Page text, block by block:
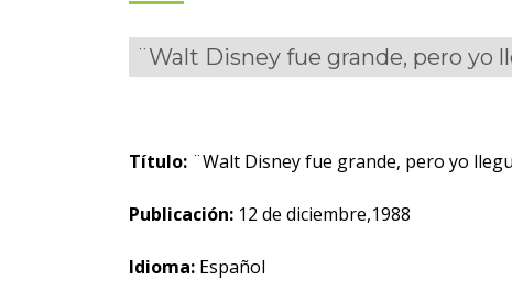
¨Walt Disney fue grande, pero yo
Título: ¨Walt Disney fue grande, pero yo
Publicación: 12 de diciembre,1988
Idioma: Español